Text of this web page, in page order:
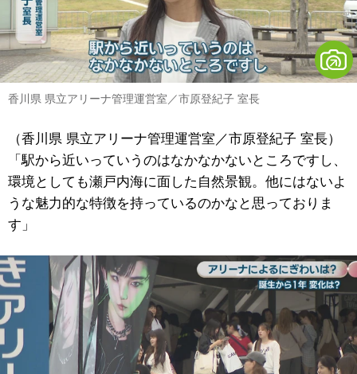
香川県 県立アリーナ管理運営室／市原登紀子 室長
（香川県 県立アリーナ管理運営室／市原登紀子 室長）
「駅から近いっていうのはなかなかないところですし、
環境としても瀬戸内海に面した自然景観。他にはないよ
うな魅力的な特徴を持っているのかなと思っておりま
す」